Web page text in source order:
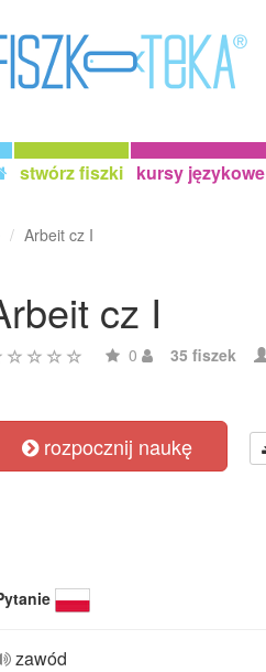
stwórz fiszki kursy językowe
Arbeit cz I
cz I
0 35 fiszek
rozpocznij naukę
zawód